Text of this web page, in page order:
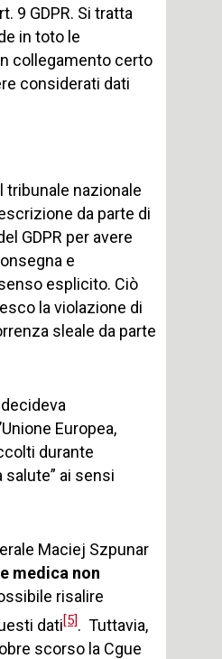
9 GDPR. Si tratta
in toto le
collegamento certo
considerati dati
tribunale nazionale
da parte di
GDPR per avere
e
esplicito. Ciò
la violazione di
sleale da parte
Europea,
durante
ai sensi
Maciej Szpunar
medica non
risalire
dati[5]. Tuttavia,
scorso la Cgue